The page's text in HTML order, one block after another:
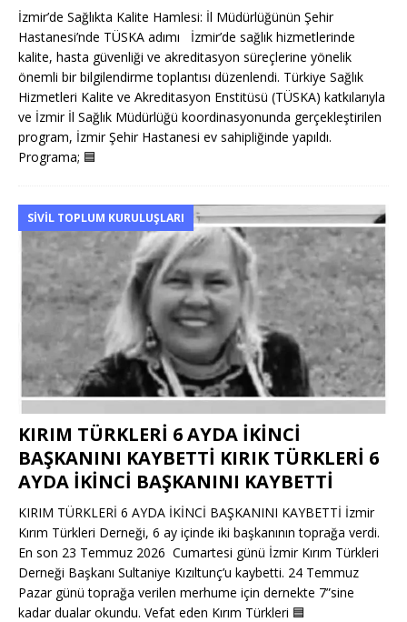
İzmir’de Sağlıkta Kalite Hamlesi: İl Müdürlüğünün Şehir
Hastanesi’nde TÜSKA adımı İzmir’de sağlık hizmetlerinde
kalite, hasta güvenliği ve akreditasyon süreçlerine yönelik
önemli bir bilgilendirme toplantısı düzenlendi. Türkiye Sağlık
Hizmetleri Kalite ve Akreditasyon Enstitüsü (TÜSKA) katkılarıyla
ve İzmir İl Sağlık Müdürlüğü koordinasyonunda gerçekleştirilen
program, İzmir Şehir Hastanesi ev sahipliğinde yapıldı.
Programa; 🟦
SIVIL TOPLUM KURULUŞLARI
KIRIM TÜRKLERİ 6 AYDA İKİNCİ
BAŞKANINI KAYBETTİ KIRIK TÜRKLERİ 6
AYDA İKİNCİ BAŞKANINI KAYBETTİ
KIRIM TÜRKLERİ 6 AYDA İKİNCİ BAŞKANINI KAYBETTİ İzmir
Kırım Türkleri Derneği, 6 ay içinde iki başkanının toprağa verdi.
En son 23 Temmuz 2026 Cumartesi günü İzmir Kırım Türkleri
Derneği Başkanı Sultaniye Kızıltunç’u kaybetti. 24 Temmuz
Pazar günü toprağa verilen merhume için dernekte 7”sine
kadar dualar okundu. Vefat eden Kırım Türkleri 🟦